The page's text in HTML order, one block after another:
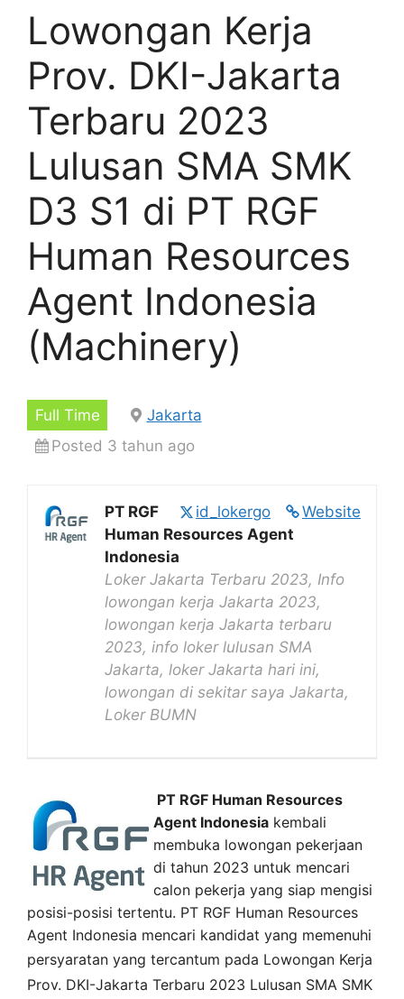
Lowongan Kerja
Prov. DKI-Jakarta
Terbaru 2023
Lulusan SMA SMK
D3 S1 di PT RGF
Human Resources
Agent Indonesia
(Machinery)
Full Time
Jakarta
Posted 3 tahun ago
Website
id_lokergo
PT RGF
Human Resources Agent
Indonesia
Loker Jakarta Terbaru 2023, Info
lowongan kerja Jakarta 2023,
lowongan kerja Jakarta terbaru
2023, info loker lulusan SMA
Jakarta, loker Jakarta hari ini,
lowongan di sekitar saya Jakarta,
Loker BUMN
PT RGF Human Resources
Agent Indonesia kembali
membuka lowongan pekerjaan
di tahun 2023 untuk mencari
calon pekerja yang siap mengisi
posisi-posisi tertentu. PT RGF Human Resources
Agent Indonesia mencari kandidat yang memenuhi
persyaratan yang tercantum pada Lowongan Kerja
Prov. DKI-Jakarta Terbaru 2023 Lulusan SMA SMK